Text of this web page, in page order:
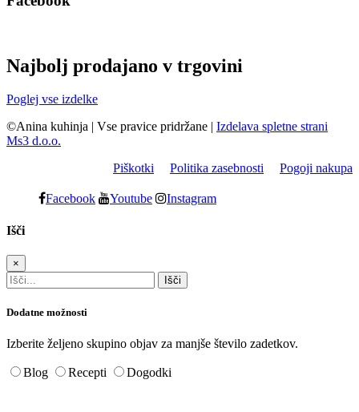
Najbolj prodajano v trgovini
Poglej vse izdelke
©Anina kuhinja | Vse pravice pridržane | Izdelava spletne strani
Ms3 d.o.o.
Piškotki
Politika zasebnosti Pogoji nakupa
Facebook Youtube Instagram
Išči
×
Dodatne možnosti
Izberite željeno skupino objav za manjše število zadetkov.
Blog Recepti Dogodki